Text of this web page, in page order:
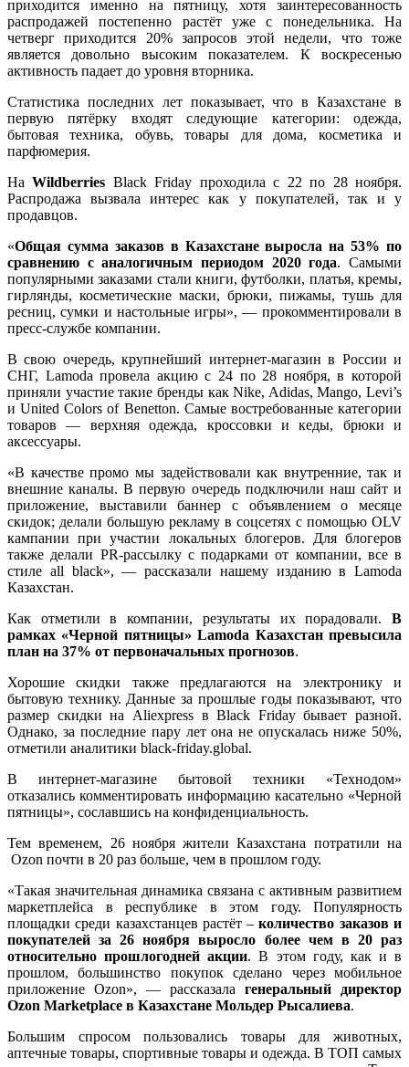
приходится именно на пятницу, хотя заинтересованность
распродажей постепенно растёт уже с понедельника. На
четверг приходится 20% запросов этой недели, что тоже
является довольно высоким показателем. К воскресенью
активность падает до уровня вторника.
Статистика последних лет показывает, что в Казахстане в
первую пятёрку входят следующие категории: одежда,
бытовая техника, обувь, товары для дома, косметика и
парфюмерия.
НаWildberries Black Friday проходила c 22 по 28 ноября.
Распродажа вызвала интерес как у покупателей, так и у
продавцов.
«Общая сумма заказов в Казахстане выросла на 53% по
сравнению с аналогичным периодом 2020 года. Самыми
популярными заказами стали книги, футболки, платья, кремы,
гирлянды, косметические маски, брюки, пижамы, тушь для
ресниц, сумки и настольные игры», — прокомментировали в
пресс-службе компании.
В свою очередь, крупнейший интернет-магазин в России и
СНГ, Lamoda провела акцию с 24 по 28 ноября, в которой
приняли участие такие бренды как Nike, Adidas, Mango, Levi’s
и United Colors of Benetton. Самые востребованные категории
товаров — верхняя одежда, кроссовки и кеды, брюки и
аксессуары.
«В качестве промо мы задействовали как внутренние, так и
внешние каналы. В первую очередь подключили наш сайт и
приложение, выставили баннер с объявлением о месяце
скидок; делали большую рекламу в соцсетях с помощью OLV
кампании при участии локальных блогеров. Для блогеров
также делали PR-рассылку с подарками от компании, все в
стиле all black», — рассказали нашему изданию в Lamoda
Казахстан.
Как отметили в компании, результаты их порадовали. В
рамках «Черной пятницы» Lamoda Казахстан превысила
план на 37% от первоначальных прогнозов.
Хорошие скидки также предлагаются на электронику и
бытовую технику. Данные за прошлые годы показывают, что
размер скидки на Aliexpress в Black Friday бывает разной.
Однако, за последние пару лет она не опускалась ниже 50%,
отметили аналитики black-friday.global.
В интернет-магазине бытовой техники «Технодом»
отказались комментировать информацию касательно «Черной
пятницы», сославшись на конфиденциальность.
Тем временем, 26 ноября жители Казахстана потратили на
Ozon почти в 20 раз больше, чем в прошлом году.
«Такая значительная динамика связана с активным развитием
маркетплейса в республике в этом году. Популярность
площадки среди казахстанцев растёт –количество заказов и
покупателей за 26 ноября выросло более чем в 20 раз
относительно прошлогодней акции. В этом году, как и в
прошлом, большинство покупок сделано через мобильное
приложение Ozon», — рассказала генеральный директор
Ozon Marketplace в Казахстане Мольдер Рысалиева.
Большим спросом пользовались товары для животных,
аптечные товары, спортивные товары и одежда. В ТОП самых